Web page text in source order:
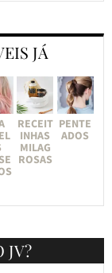
JÁ
RECEIT
INHAS
MILAG
ROSAS
PENTE
ADOS
JV?